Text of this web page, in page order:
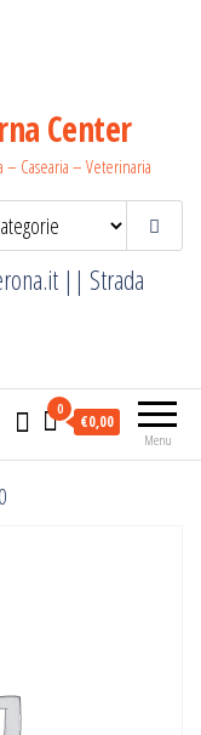
Center
Casearia – Veterinaria
|| Strada
Menu
0
€0,00